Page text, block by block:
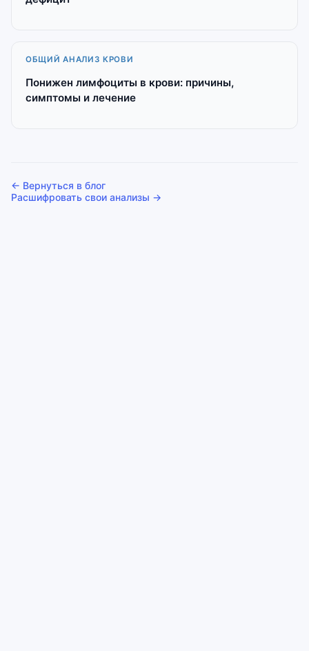
ОБЩИЙ АНАЛИЗ КРОВИ
Понижен лимфоциты в крови: причины,
симптомы и лечение
← Вернуться в блог
Расшифровать свои анализы →